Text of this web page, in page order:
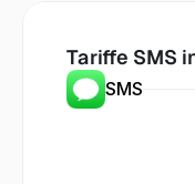
Tariffe SMS
SMS